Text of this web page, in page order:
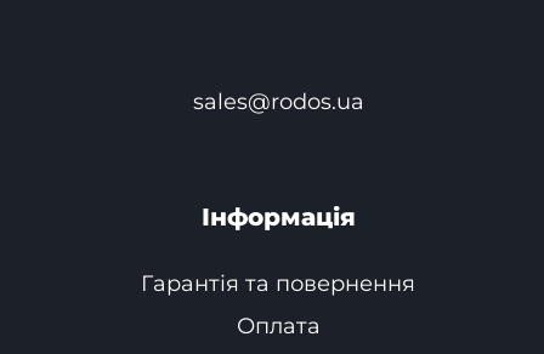
sales@rodos.ua
Інформація
Гарантія та повернення
Оплата